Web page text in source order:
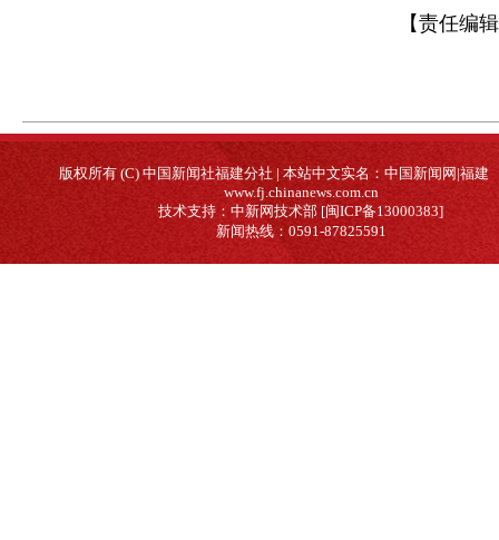
【责任编
版权所有 (C) 中国新闻社福建分社 | 本站中文实名：中国新闻网|福建
www.fj.chinanews.com.cn
技术支持：中新网技术部 [闽ICP备13000383]
新闻热线：0591-87825591